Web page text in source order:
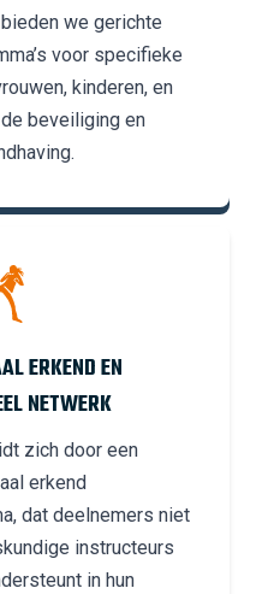
we gerichte
voor specifieke
kinderen, en
beveiliging en
ERKEND EN
NETWERK
zich door een
erkend
dat deelnemers niet
instructeurs
in hun